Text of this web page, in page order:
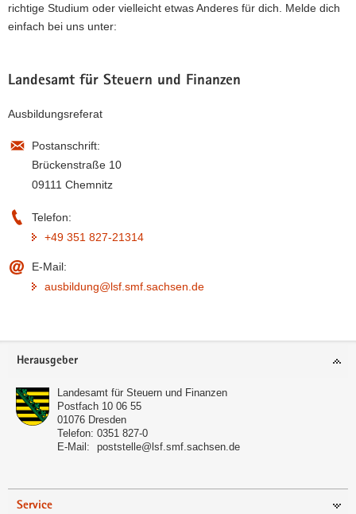
richtige Studium oder vielleicht etwas Anderes für dich. Melde dich
einfach bei uns unter:
Landesamt für Steuern und Finanzen
Ausbildungsreferat
Postanschrift:
Brückenstraße 10
09111 Chemnitz
Telefon:
+49 351 827-21314
E-Mail:
ausbildung@lsf.smf.sachsen.de
Footer-
Herausgeber
Landesamt für Steuern und Finanzen
Postfach 10 06 55
01076 Dresden
Telefon: 0351 827-0
E-Mail:
poststelle@lsf.smf.sachsen.de
Service